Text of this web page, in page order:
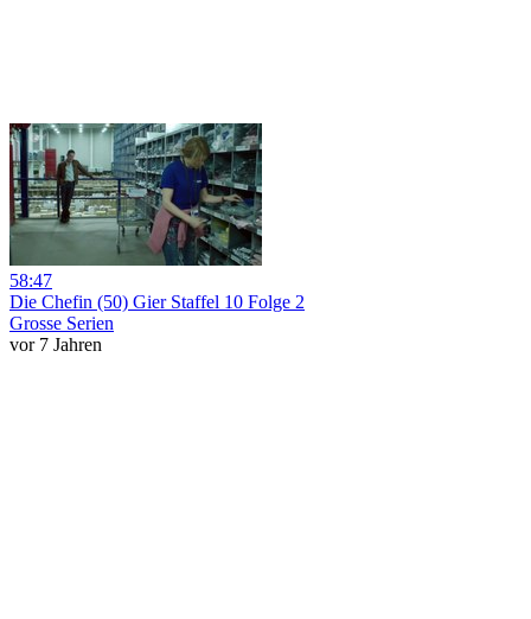
58:47
Die Chefin (50) Gier Staffel 10 Folge 2
Grosse Serien
vor 7 Jahren